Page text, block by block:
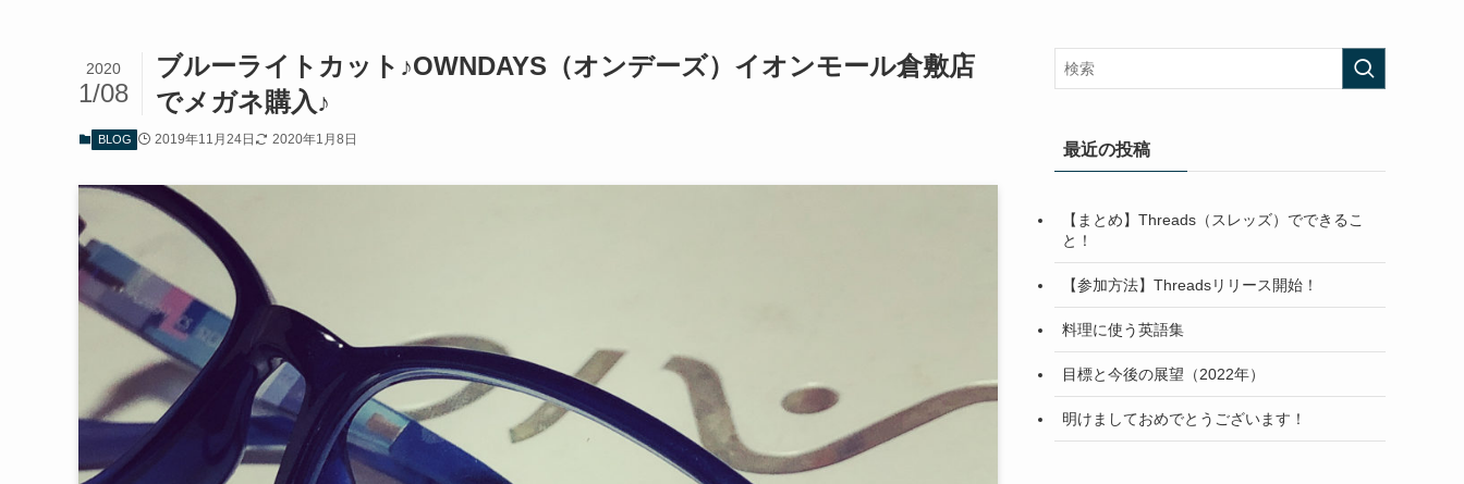
ブルーライトカット♪OWNDAYS（オンデーズ）イオンモール倉敷店
でメガネ購入♪
2020
1/08
BLOG 2019年11月24日 2020年1月8日
最近の投稿
【まとめ】Threads（スレッズ）でできるこ
と！
【参加方法】Threadsリリース開始！
料理に使う英語集
目標と今後の展望（2022年）
明けましておめでとうございます！